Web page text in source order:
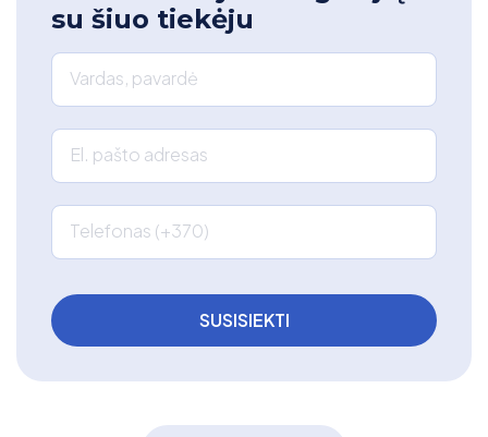
su šiuo tiekėju
Vardas, pavardė
El. pašto adresas
Telefonas (+370)